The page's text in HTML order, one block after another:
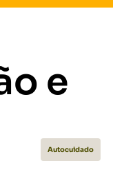
e
Autocuidado